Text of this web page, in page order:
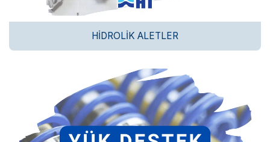
HIDROLIK ALETLER